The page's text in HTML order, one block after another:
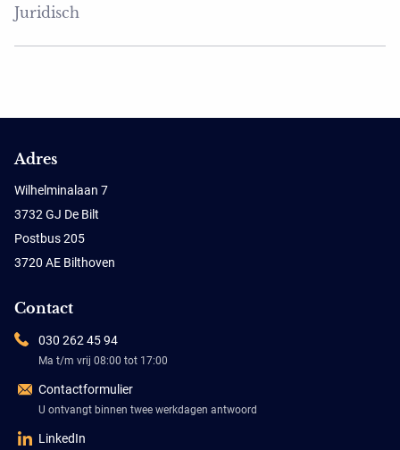
Juridisch
Adres
Wilhelminalaan 7
3732 GJ De Bilt
Postbus 205
3720 AE Bilthoven
Contact
030 262 45 94
Ma t/m vrij 08:00 tot 17:00
Contactformulier
U ontvangt binnen twee werkdagen antwoord
LinkedIn